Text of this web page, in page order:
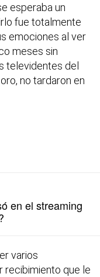
esperaba un
fue totalmente
emociones al ver
meses sin
televidentes del
no tardaron en
en el streaming
varios
recibimiento que le